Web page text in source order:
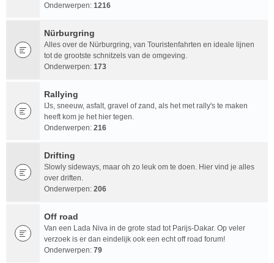
Onderwerpen: 1216
Nürburgring
Alles over de Nürburgring, van Touristenfahrten en ideale lijnen
tot de grootste schnitzels van de omgeving.
Onderwerpen: 173
Rallying
IJs, sneeuw, asfalt, gravel of zand, als het met rally's te maken
heeft kom je het hier tegen.
Onderwerpen: 216
Drifting
Slowly sideways, maar oh zo leuk om te doen. Hier vind je alles
over driften.
Onderwerpen: 206
Off road
Van een Lada Niva in de grote stad tot Parijs-Dakar. Op veler
verzoek is er dan eindelijk ook een echt off road forum!
Onderwerpen: 79